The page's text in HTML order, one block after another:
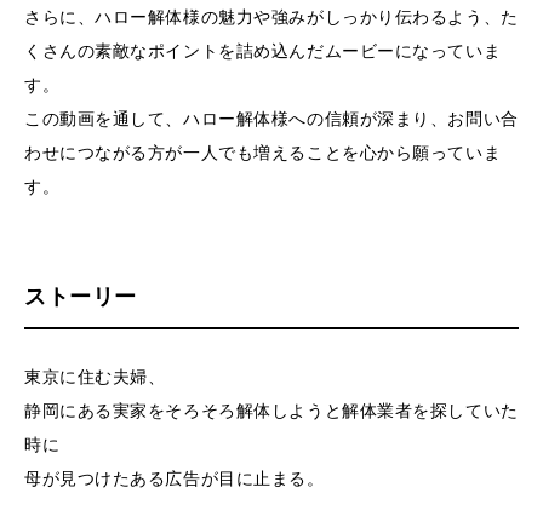
さらに、ハロー解体様の魅力や強みがしっかり伝わるよう、た
くさんの素敵なポイントを詰め込んだムービーになっていま
す。
この動画を通して、ハロー解体様への信頼が深まり、お問い合
わせにつながる方が一人でも増えることを心から願っていま
す。
ストーリー
東京に住む夫婦、
静岡にある実家をそろそろ解体しようと解体業者を探していた
時に
母が見つけたある広告が目に止まる。